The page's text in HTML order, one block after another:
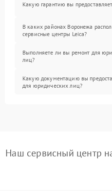
Какую гарантию вы
В каких районах Воронежа
сервисные центры Leica?
Выполняете ли вы ремонт для
лиц?
Какую документацию вы
для юридических лиц?
Наш сервисный центр